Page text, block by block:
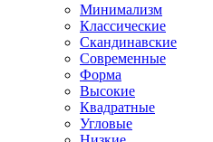
Минимализм
Классические
Скандинавские
Современные
Форма
Высокие
Квадратные
Угловые